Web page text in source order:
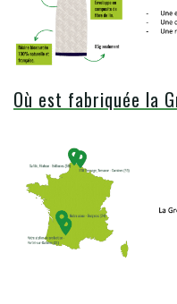
Où est fabriquée la